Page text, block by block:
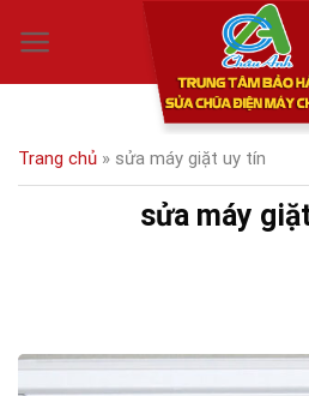
Trang chủ » sửa máy giặt uy tín
sửa máy